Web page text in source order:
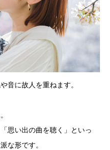
音に故人を重ねます。
思い出の曲を聴く」といっ
な形です。